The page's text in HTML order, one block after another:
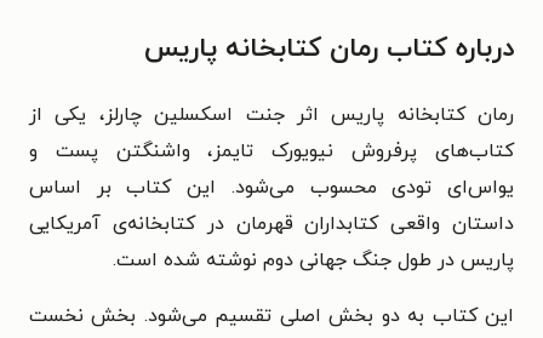
درباره کتاب رمان کتابخانه پاریس
رمان کتابخانه‌ پاریس اثر جنت اسکسلین چارلز، یکی از
کتاب‌های پرفروش نیویورک تایمز، واشنگتن پست و
یواس‌ای تودی محسوب می‌شود. این کتاب بر اساس
داستان واقعی کتابداران قهرمان در کتابخانه‌ی آمریکایی
پاریس در طول جنگ جهانی دوم نوشته شده است.
این کتاب به دو بخش اصلی تقسیم می‌شود. بخش نخست